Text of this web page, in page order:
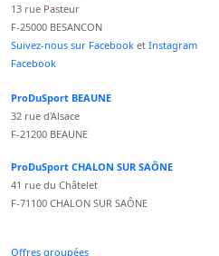
13 rue Pasteur
F-25000 BESANCON
Suivez-nous sur Facebook et Instagram
Facebook
ProDuSport BEAUNE
32 rue d'Alsace
F-21200 BEAUNE
ProDuSport CHALON SUR SAÔNE
41 rue du Châtelet
F-71100 CHALON SUR SAÔNE
Offres groupées